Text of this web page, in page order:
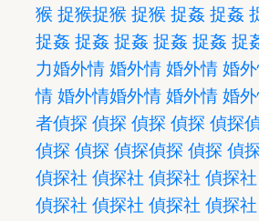
猴 捉猴捉猴 捉猴 捉姦 捉姦
捉姦 捉姦 捉姦 捉姦 捉姦 捉
力婚外情 婚外情 婚外情 婚
情 婚外情婚外情 婚外情 婚
者偵探 偵探 偵探 偵探 偵探
偵探 偵探 偵探偵探 偵探 偵
偵探社 偵探社 偵探社 偵探社
偵探社 偵探社 偵探社 偵探社